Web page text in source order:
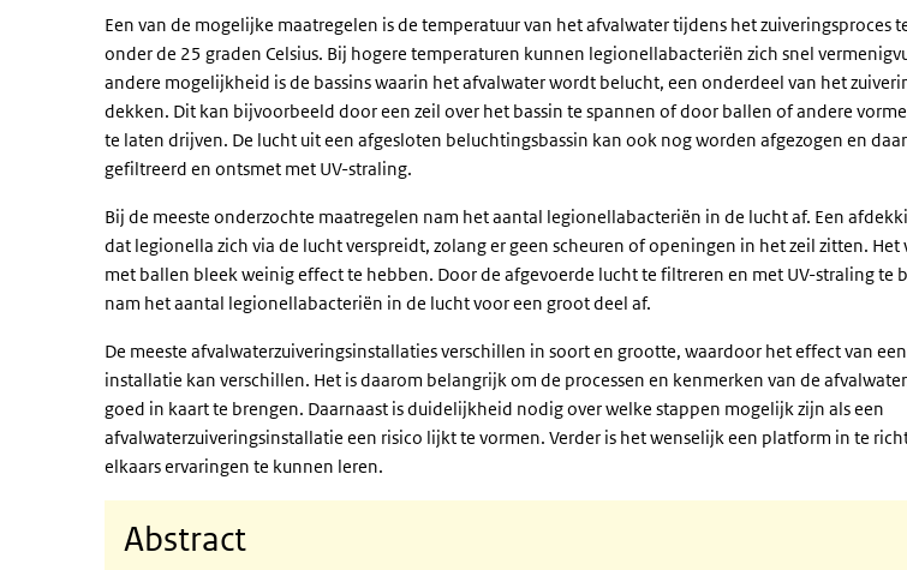
Een van de mogelijke maatregelen is de temperatuur van het afvalwater tijdens het zuiveringsproces
onder de 25 graden Celsius. Bij hogere temperaturen kunnen legionellabacteriën zich snel
andere mogelijkheid is de bassins waarin het afvalwater wordt belucht, een onderdeel van het
dekken. Dit kan bijvoorbeeld door een zeil over het bassin te spannen of door ballen of andere
te laten drijven. De lucht uit een afgesloten beluchtingsbassin kan ook nog worden afgezogen en
gefiltreerd en ontsmet met UV-straling.
Bij de meeste onderzochte maatregelen nam het aantal legionellabacteriën in de lucht af. Een
dat legionella zich via de lucht verspreidt, zolang er geen scheuren of openingen in het zeil zitten.
met ballen bleek weinig effect te hebben. Door de afgevoerde lucht te filtreren en met UV-straling te
nam het aantal legionellabacteriën in de lucht voor een groot deel af.
De meeste afvalwaterzuiveringsinstallaties verschillen in soort en grootte, waardoor het effect van
installatie kan verschillen. Het is daarom belangrijk om de processen en kenmerken van de
goed in kaart te brengen. Daarnaast is duidelijkheid nodig over welke stappen mogelijk zijn als een
afvalwaterzuiveringsinstallatie een risico lijkt te vormen. Verder is het wenselijk een platform in te
elkaars ervaringen te kunnen leren.
Abstract